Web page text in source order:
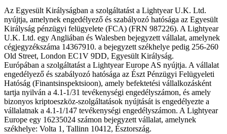
Az Egyesült Királyságban a szolgáltatást a Lightyear U.K. Ltd.
nyújtja, amelynek engedélyező és szabályozó hatósága az Egyesült
Királyság pénzügyi felügyelete (FCA) (FRN 987226). A Lightyear
U.K. Ltd. egy Angliában és Walesben bejegyzett vállalat, amelynek
cégjegyzékszáma 14367910. a bejegyzett székhelye pedig 256-260
Old Street, London EC1V 9DD, Egyesült Királyság.
Európában a szolgáltatást a Lightyear Europe AS nyújtja. A vállalat
engedélyező és szabályozó hatósága az Észt Pénzügyi Felügyeleti
Hatóság (Finantsinspektsioon), amely befektetési vállalkozásként
tartja nyilván a 4.1-1/31 tevékenységi engedélyszámon, és amely
bizonyos kriptoeszköz-szolgáltatások nyújtását is engedélyezte a
vállalatnak a 4.1-1/147 tevékenységi engedélyszámon. A Lightyear
Europe egy 16235024 számon bejegyzett vállalat, amelynek
székhelye: Volta 1, Tallinn 10412, Észtország.